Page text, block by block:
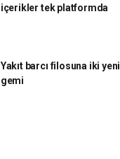
içerikler tek platformda
Yakıt barcı filosuna iki yeni
gemi